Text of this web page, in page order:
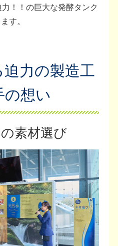
！！の巨大な発酵タンク
す。
力の製造工
想い
素材選び